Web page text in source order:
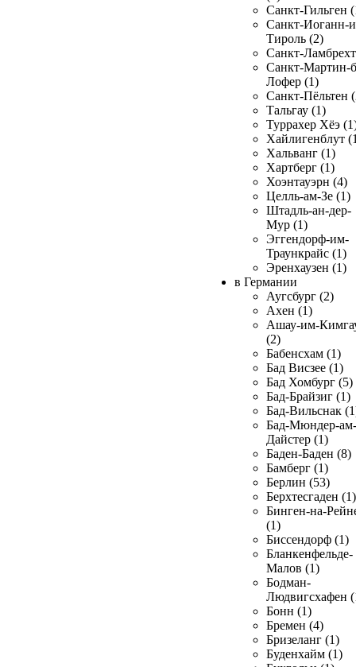
Санкт-Гильген
Санкт-Иоганн-
Тироль (2)
Санкт-
Санкт-Мартин-
Лофер (1)
Санкт-Пёльтен
Тальгау (1)
Туррахер Хёэ
Хайлигенблут
Хальванг (1)
Хартберг (1)
Хоэнтауэрн (4)
Целль-ам-Зе (1)
Штадль-ан-дер-
Мур (1)
Эггендорф-им-
Траункрайс (1)
Эренхаузен (1)
в Германии
Аугсбург (2)
Ахен (1)
Ашау-им-
(2)
Бабенсхам (1)
Бад Висзее (1)
Бад Хомбург (5)
Бад-Брайзиг (1)
Бад-Вильснак
Бад-Мюндер-ам-
Дайстер (1)
Баден-Баден (8)
Бамберг (1)
Берлин (53)
Берхтесгаден (1)
Бинген-на-
(1)
Биссендорф (1)
Бланкенфельде-
Малов (1)
Бодман-
Людвигсхафен
Бонн (1)
Бремен (4)
Бризеланг (1)
Буденхайм (1)